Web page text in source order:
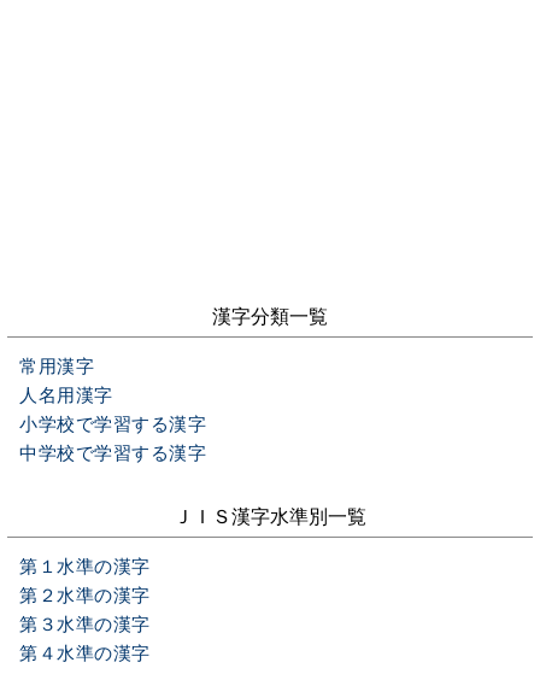
漢字分類一覧
常用漢字
人名用漢字
小学校で学習する漢字
中学校で学習する漢字
ＪＩＳ漢字水準別一覧
第１水準の漢字
第２水準の漢字
第３水準の漢字
第４水準の漢字